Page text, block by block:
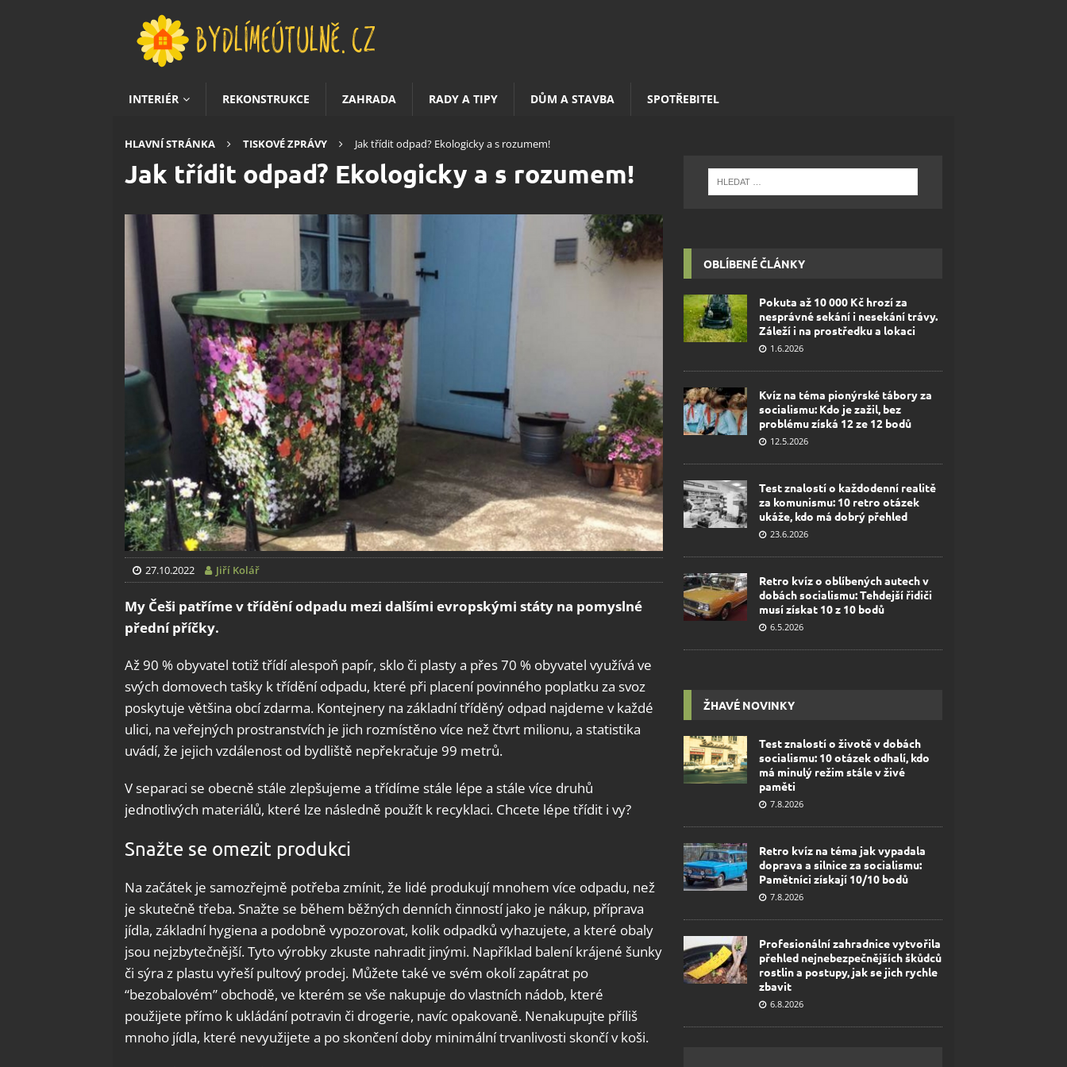
INTERIÉR REKONSTRUKCE ZAHRADA RADY A TIPY DŮM A STAVBA SPOTŘEBITEL
HLAVNÍ STRÁNKA TISKOVÉ ZPRÁVY Jak třídit odpad? Ekologicky a s rozumem!
Jak třídit odpad? Ekologicky a s rozumem!
27.10.2022 Jiří Kolář
My Češi patříme v třídění odpadu mezi dalšími evropskými státy na pomyslné
přední příčky.
Až 90 % obyvatel totiž třídí alespoň papír, sklo či plasty a přes 70 % obyvatel využívá ve
svých domovech tašky k třídění odpadu, které při placení povinného poplatku za svoz
poskytuje většina obcí zdarma. Kontejnery na základní tříděný odpad najdeme v každé
ulici, na veřejných prostranstvích je jich rozmístěno více než čtvrt milionu, a statistika
uvádí, že jejich vzdálenost od bydliště nepřekračuje 99 metrů.
V separaci se obecně stále zlepšujeme a třídíme stále lépe a stále více druhů
jednotlivých materiálů, které lze následně použít k recyklaci. Chcete lépe třídit i vy?
Snažte se omezit produkci
Na začátek je samozřejmě potřeba zmínit, že lidé produkují mnohem více odpadu, než
je skutečně třeba. Snažte se během běžných denních činností jako je nákup, příprava
jídla, základní hygiena a podobně vypozorovat, kolik odpadků vyhazujete, a které obaly
jsou nejzbytečnější. Tyto výrobky zkuste nahradit jinými. Například balení krájené šunky
či sýra z plastu vyřeší pultový prodej. Můžete také ve svém okolí zapátrat po
“bezobalovém” obchodě, ve kterém se vše nakupuje do vlastních nádob, které
použijete přímo k ukládání potravin či drogerie, navíc opakovaně. Nenakupujte příliš
mnoho jídla, které nevyužijete a po skončení doby minimální trvanlivosti skončí v koši.
OBLÍBENÉ ČLÁNKY
Pokuta až 10 000 Kč hrozí za
nesprávné sekání i nesekání trávy.
Záleží i na prostředku a lokaci
1.6.2026
Kvíz na téma pionýrské tábory za
socialismu: Kdo je zažil, bez
problému získá 12 ze 12 bodů
12.5.2026
Test znalostí o každodenní realitě
za komunismu: 10 retro otázek
ukáže, kdo má dobrý přehled
23.6.2026
Retro kvíz o oblíbených autech v
dobách socialismu: Tehdejší řidiči
musí získat 10 z 10 bodů
6.5.2026
ŽHAVÉ NOVINKY
Test znalostí o životě v dobách
socialismu: 10 otázek odhalí, kdo
má minulý režim stále v živé
paměti
7.8.2026
Retro kvíz na téma jak vypadala
doprava a silnice za socialismu:
Pamětníci získají 10/10 bodů
7.8.2026
Profesionální zahradnice vytvořila
přehled nejnebezpečnějších škůdců
rostlin a postupy, jak se jich rychle
zbavit
6.8.2026